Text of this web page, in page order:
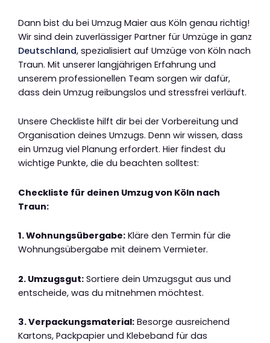
Dann bist du bei Umzug Maier aus Köln genau richtig!
Wir sind dein zuverlässiger Partner für Umzüge in ganz
Deutschland, spezialisiert auf Umzüge von Köln nach
Traun. Mit unserer langjährigen Erfahrung und
unserem professionellen Team sorgen wir dafür,
dass dein Umzug reibungslos und stressfrei verläuft.
Unsere Checkliste hilft dir bei der Vorbereitung und
Organisation deines Umzugs. Denn wir wissen, dass
ein Umzug viel Planung erfordert. Hier findest du
wichtige Punkte, die du beachten solltest:
Checkliste für deinen Umzug von Köln nach
Traun:
1. Wohnungsübergabe: Kläre den Termin für die
Wohnungsübergabe mit deinem Vermieter.
2. Umzugsgut: Sortiere dein Umzugsgut aus und
entscheide, was du mitnehmen möchtest.
3. Verpackungsmaterial: Besorge ausreichend
Kartons, Packpapier und Klebeband für das